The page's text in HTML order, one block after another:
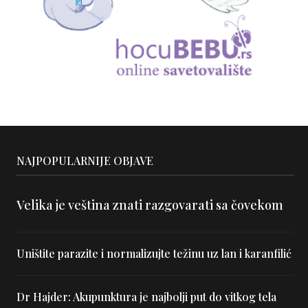
NAJPOPULARNIJE OBJAVE
Velika je veština znati razgovarati sa čovekom
Uništite parazite i normalizujte težinu uz lan i karanfilić
Dr Hajder: Akupunktura je najbolji put do vitkog tela